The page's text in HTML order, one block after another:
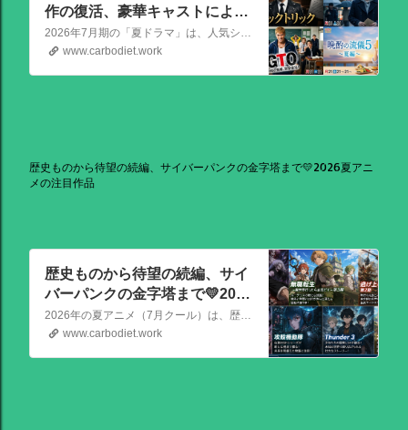
作の復活、豪華キャストによる
骨太な新作が熱い！📺2026年7
月期（夏ドラマ）
2026年7月期の「夏ドラマ」は、人気シリーズの続編から、往年の名作の復活、豪華キャストによる骨太な新作まで、かなり熱いラインアップが出そろっています！
www.carbodiet.work
歴史ものから待望の続編、サイバーパンクの金字塔まで💛2026夏アニ
メの注目作品
歴史ものから待望の続編、サイ
バーパンクの金字塔まで💛2026
夏アニメの注目作品
2026年の夏アニメ（7月クール）は、歴史ものから待望の続編、サイバーパンクの金字塔まで、かなり見ごたえのある強力なラインナップが揃っています！ その中でも特に注目を集めている話題作を、いくつか厳選してご紹介します。
www.carbodiet.work